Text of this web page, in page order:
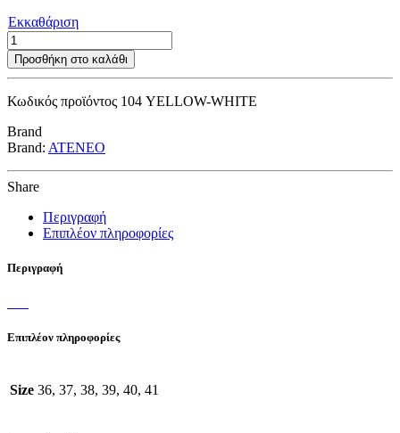
Εκκαθάριση
104
YELLOW-
WHITE
Προσθήκη στο καλάθι
Κωδικός προϊόντος 104 YELLOW-WHITE
Brand
Brand: ATENEO
Share
Περιγραφή
Επιπλέον πληροφορίες
Περιγραφή
Επιπλέον πληροφορίες
Size 36, 37, 38, 39, 40, 41